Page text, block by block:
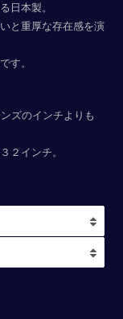
日本製。
と重厚な存在感を演
す。
ズのインチよりも
２インチ。